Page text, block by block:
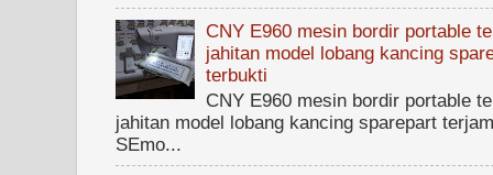
CNY E960 mesin bordir portable
jahitan model lobang kancing
terbukti
CNY E960 mesin bordir portable
jahitan model lobang kancing sparepart
SEmo...